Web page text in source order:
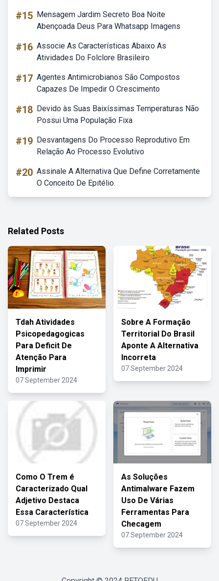
#15 Mensagem Jardim Secreto Boa Noite
Abençoada Deus Para Whatsapp Imagens
#16 Associe As Características Abaixo As
Atividades Do Folclore Brasileiro
#17 Agentes Antimicrobianos São Compostos
Capazes De Impedir O Crescimento
#18 Devido às Suas Baixíssimas Temperaturas Não
Possui Uma População Fixa
#19 Desvantagens Do Processo Reprodutivo Em
Relação Ao Processo Evolutivo
#20 Assinale A Alternativa Que Define Corretamente
O Conceito De Epitélio.
Related Posts
Tdah Atividades
Psicopedagogicas
Para Deficit De
Atenção Para
Imprimir
07 September 2024
Sobre A Formação
Territorial Do Brasil
Aponte A Alternativa
Incorreta
07 September 2024
Como O Trem é
Caracterizado Qual
Adjetivo Destaca
Essa Característica
07 September 2024
As Soluções
Antimalware Fazem
Uso De Várias
Ferramentas Para
Checagem
07 September 2024